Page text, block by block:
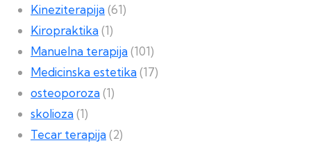
Kineziterapija (61)
Kiropraktika (1)
Manuelna terapija (101)
Medicinska estetika (17)
osteoporoza (1)
skolioza (1)
Tecar terapija (2)